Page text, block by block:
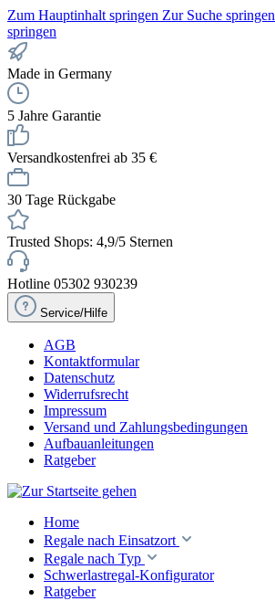
Zum Hauptinhalt springen Zur Suche springen
springen
Made in Germany
5 Jahre Garantie
Versandkostenfrei ab 35 €
30 Tage Rückgabe
Trusted Shops: 4,9/5 Sternen
Hotline 05302 930239
Service/Hilfe
AGB
Kontaktformular
Datenschutz
Widerrufsrecht
Impressum
Versand und Zahlungsbedingungen
Aufbauanleitungen
Ratgeber
Home
Regale nach Einsatzort
Regale nach Typ
Schwerlastregal-Konfigurator
Ratgeber